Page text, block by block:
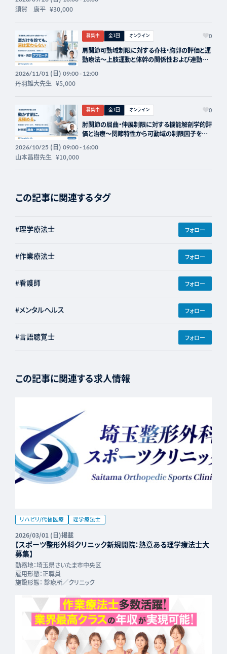
須賀 康平 ¥30,000
募集中 全1回 オンライン 0
肩関節可動域制限に対する脊柱・胸郭の評価と運
動療法〜上肢運動と体幹の関係性および連動
ーライフ】
2026/11/01 (日) 09:00 - 12:00
丹羽雄大先生 ¥5,000
募集中 全1回 オンライン 0
肘関節の屈曲・伸展制限に対する機能解剖学的評
価と治療～関節特性から可動域の制限因子を見
フォーライフ】
2026/10/25(日) 09:00 - 16:00
山本昌樹先生 ¥10,000
この記事に関連するタグ
#理学療法士 フォロー
#作業療法士 フォロー
#看護師 フォロー
#メンタルヘルス フォロー
#言語聴覚士 フォロー
この記事に関連する求人情報
リハビリ/代替医療 理学療法士
2026/03/01 (日)掲載
【スポーツ整形外科クリニック新規開院：熱意ある理学療法士大
募集】
勤務地：埼玉県さいたま市中央区
雇用形態：正職員
施設形態： 診療所／クリニック